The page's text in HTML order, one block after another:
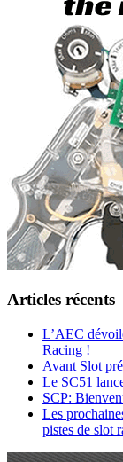
Articles récents
L’AEC
Racing !
Avant Slot
Le SC51
SCP:
Les
pistes de slot